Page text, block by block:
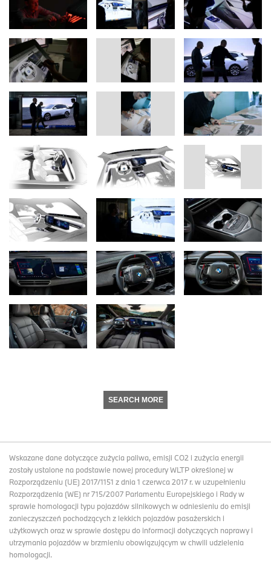
SEARCH MORE
Wskazane dane dotyczące zużycia paliwa, emisji CO2 i zużycia energii
zostały ustalone na podstawie nowej procedury WLTP określonej w
Rozporządzeniu (UE) 2017/1151 z dnia 1 czerwca 2017 r. w uzupełnieniu
Rozporządzenia (WE) nr 715/2007 Parlamentu Europejskiego i Rady w
sprawie homologacji typu pojazdów silnikowych w odniesieniu do emisji
zanieczyszczeń pochodzących z lekkich pojazdów pasażerskich i
użytkowych oraz w sprawie dostępu do informacji dotyczących naprawy i
utrzymania pojazdów w brzmieniu obowiązującym w chwili udzielenia
homologacji.